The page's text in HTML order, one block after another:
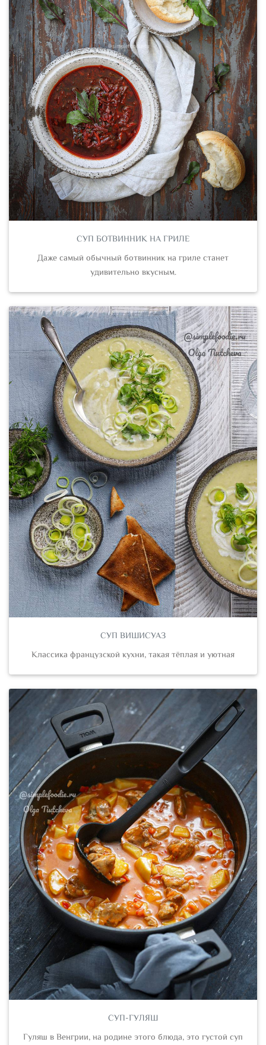
СУП БОТВИННИК НА ГРИЛЕ
Даже самый обычный ботвинник на гриле станет
удивительно вкусным.
СУП ВИШИСУАЗ
Классика французской кухни, такая тёплая и уютная
СУП-ГУЛЯШ
Гуляш в Венгрии, на родине этого блюда, это густой суп